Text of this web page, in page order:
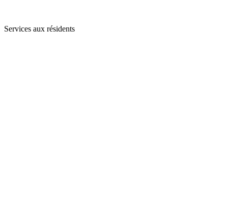
Services aux résidents